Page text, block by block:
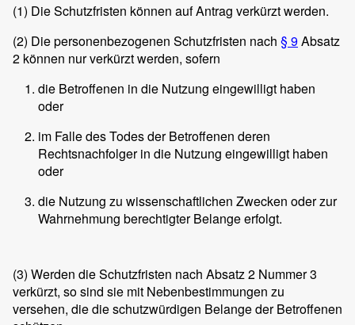
(1) Die Schutzfristen können auf Antrag verkürzt werden.
(2) Die personenbezogenen Schutzfristen nach § 9Absatz
2 können nur verkürzt werden, sofern
die Betroffenen in die Nutzung eingewilligt haben
oder
im Falle des Todes der Betroffenen deren
Rechtsnachfolger in die Nutzung eingewilligt haben
oder
die Nutzung zu wissenschaftlichen Zwecken oder zur
Wahrnehmung berechtigter Belange erfolgt.
(3) Werden die Schutzfristen nach Absatz 2 Nummer 3
verkürzt, so sind sie mit Nebenbestimmungen zu
versehen, die die schutzwürdigen Belange der Betroffenen